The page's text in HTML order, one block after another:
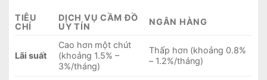
TIÊU
CHÍ
DỊCH VỤ CẦM ĐỒ
UY TÍN
NGÂN HÀNG
Lãi suất
Cao hơn một chút
(khoảng 1.5% –
3%/tháng)
Thấp hơn (khoảng 0.8%
– 1.2%/tháng)